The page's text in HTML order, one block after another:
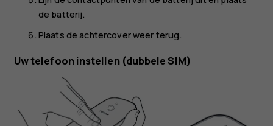
de batterij.
Plaats de achtercover weer terug.
Uw telefoon instellen (dubbele SIM)